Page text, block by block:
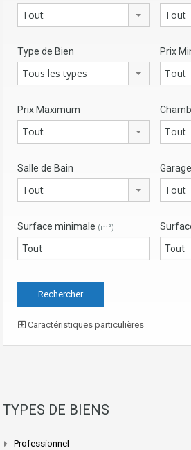
Tout Tout
Type de Bien
Tous les types
Prix
Tout
Prix Maximum
Tout Tout
Salle de Bain
Tout
Garage
Tout
Surface minimale (m²)
Caractéristiques particulières
TYPES DE BIENS
Professionnel